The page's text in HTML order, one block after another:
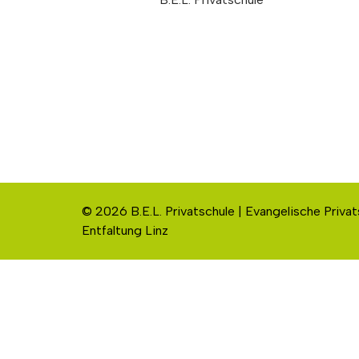
© 2026 B.E.L. Privatschule | Evangelische
Entfaltung Linz